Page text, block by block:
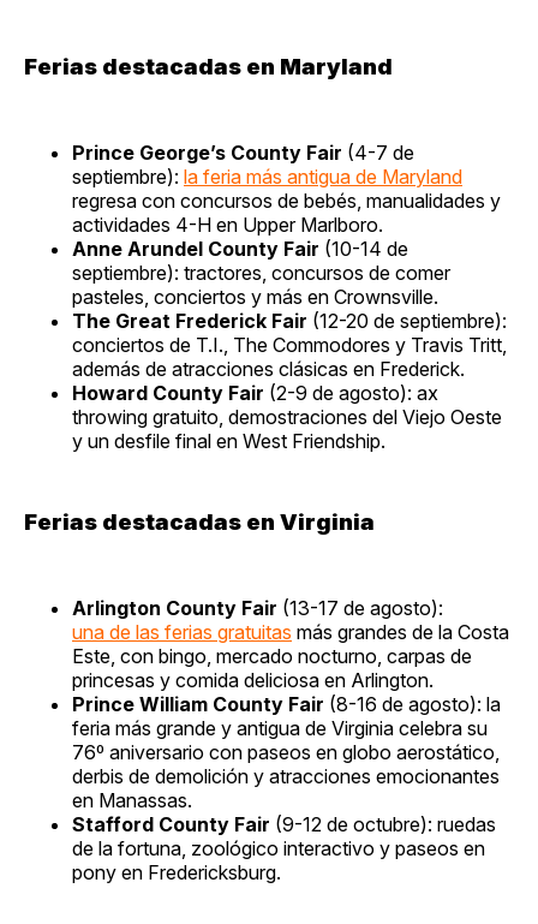
Ferias destacadas en Maryland
Prince George’s County Fair (4-7 de
septiembre): la feria más antigua de Maryland
regresa con concursos de bebés, manualidades y
actividades 4-H en Upper Marlboro.
Anne Arundel County Fair (10-14 de
septiembre): tractores, concursos de comer
pasteles, conciertos y más en Crownsville.
The Great Frederick Fair (12-20 de septiembre):
conciertos de T.I., The Commodores y Travis Tritt,
además de atracciones clásicas en Frederick.
Howard County Fair (2-9 de agosto): ax
throwing gratuito, demostraciones del Viejo Oeste
y un desfile final en West Friendship.
Ferias destacadas en Virginia
Arlington County Fair (13-17 de agosto):
una de las ferias gratuitas más grandes de la Costa
Este, con bingo, mercado nocturno, carpas de
princesas y comida deliciosa en Arlington.
Prince William County Fair (8-16 de agosto): la
feria más grande y antigua de Virginia celebra su
76º aniversario con paseos en globo aerostático,
derbis de demolición y atracciones emocionantes
en Manassas.
Stafford County Fair (9-12 de octubre): ruedas
de la fortuna, zoológico interactivo y paseos en
pony en Fredericksburg.